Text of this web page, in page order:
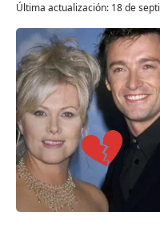
Última actualización: 18 de